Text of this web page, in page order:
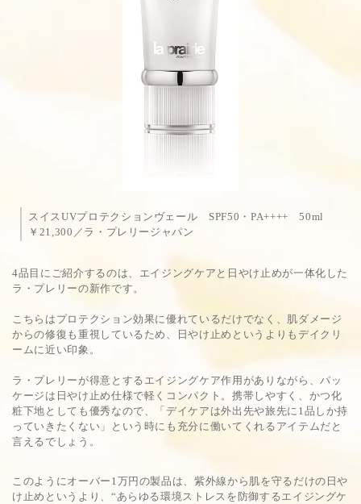
スイスUVプロテクションヴェール SPF50・PA++++ 50ml
￥21,300／ラ・プレリージャパン
4品目にご紹介するのは、エイジングケアと日やけ止めが一体化した
ラ・プレリーの新作です。
こちらはプロテクション効果に優れているだけでなく、肌ダメージ
からの修復も重視しているため、日やけ止めというよりもデイクリ
ームに近い印象。
ラ・プレリーが得意とするエイジングケア作用がありながら、パッ
ケージは日やけ止め仕様で軽くコンパクト。携帯しやすく、かつ化
粧下地としても優秀なので、「デイケアは外出先や旅先に1品しか持
っていきたくない」という時にも充分に働いてくれるアイテムだと
言えるでしょう。
このようにオーバー1万円の製品は、紫外線から肌を守るだけの日や
け止めというより、“あらゆる環境ストレスを防御するエイジングケ